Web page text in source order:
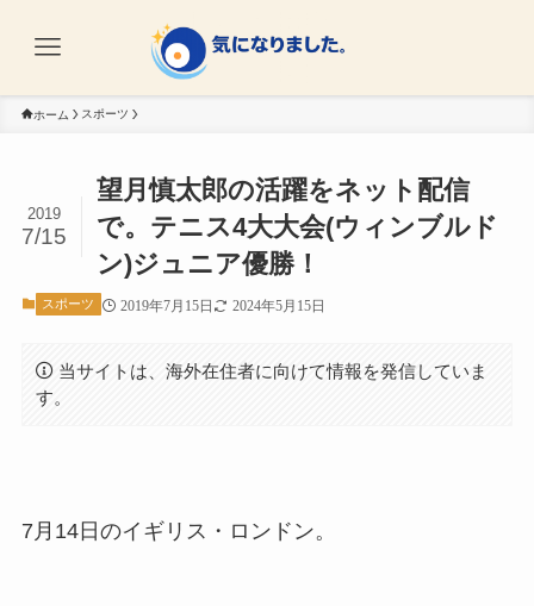
ホーム スポーツ
望月慎太郎の活躍をネット配信
で。テニス4大大会(ウィンブルド
ン)ジュニア優勝！
2019
7/15
スポーツ 2019年7月15日 2024年5月15日
当サイトは、海外在住者に向けて情報を発信していま
す。
7月14日のイギリス・ロンドン。